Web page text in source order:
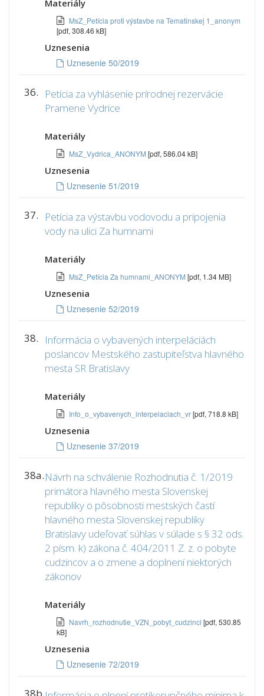
Materiály
MsZ_Petícia proti výstavbe na Tematinskej 1_anonym
[pdf, 308.46 kB]
Uznesenia
Uznesenie 50/2019
36.
Petícia za vyhlásenie prírodnej rezervácie
Pramene Vydrice
Materiály
MsZ_Vydrica_ANONYM [pdf, 586.04 kB]
Uznesenia
Uznesenie 51/2019
37.
Petícia za výstavbu vodovodu a pripojenia
vody na ulici Za humnami
Materiály
MsZ_Petícia Za humnami_ANONYM [pdf, 1.34 MB]
Uznesenia
Uznesenie 52/2019
38.
Informácia o vybavených interpeláciách
poslancov Mestského zastupiteľstva hlavného
mesta SR Bratislavy
Materiály
Info_o_vybavenych_interpelaciach_vr[pdf, 718.8 kB]
Uznesenia
Uznesenie 37/2019
38a.Návrh na schválenie Rozhodnutia č. 1/2019
primátora hlavného mesta Slovenskej
republiky o pôsobnosti mestských častí
hlavného mesta Slovenskej republiky
Bratislavy udeľovať súhlas v súlade s § 32 ods.
2 písm. k) zákona č. 404/2011 Z. z. o pobyte
cudzincov a o zmene a doplnení niektorých
zákonov
Materiály
Navrh_rozhodnutie_VZN_pobyt_cudzinci [pdf, 530.85
kB]
Uznesenia
Uznesenie 72/2019